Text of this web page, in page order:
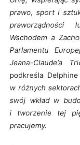
prawo, sport i
praworządności
Wschodem a
Parlamentu
Jeana-Claude’a
podkreśla
w różnych
swój wkład w
i tworzenie tej
pracujemy.